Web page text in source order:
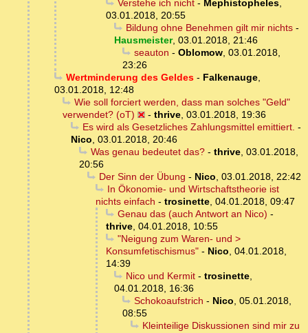
Verstehe ich nicht- Mephistopheles,
03.01.2018, 20:55
Bildung ohne Benehmen gilt mir nichts-
Hausmeister, 03.01.2018, 21:46
seauton - Oblomow, 03.01.2018,
23:26
Wertminderung des Geldes- Falkenauge,
03.01.2018, 12:48
Wie soll forciert werden, dass man solches "Geld"
verwendet? (oT)
- thrive, 03.01.2018, 19:36
Es wird als Gesetzliches Zahlungsmittel emittiert. -
Nico, 03.01.2018, 20:46
Was genau bedeutet das?- thrive, 03.01.2018,
20:56
Der Sinn der Übung - Nico, 03.01.2018, 22:42
In Ökonomie- und Wirtschaftstheorie ist
nichts einfach - trosinette, 04.01.2018, 09:47
Genau das (auch Antwort an Nico) -
thrive, 04.01.2018, 10:55
"Neigung zum Waren- und >
Konsumfetischismus" - Nico, 04.01.2018,
14:39
Nico und Kermit- trosinette,
04.01.2018, 16:36
Schokoaufstrich - Nico, 05.01.2018,
08:55
Kleinteilige Diskussionen sind mir zu